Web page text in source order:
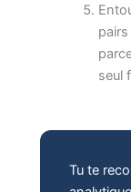
seul
Tu te